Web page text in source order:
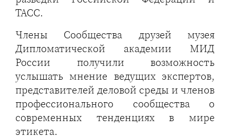
ТАСС.
Члены Сообщества друзей музея
Дипломатической академии МИД
России получили возможность
услышать мнение ведущих экспертов,
представителей деловой среды и членов
профессионального сообщества о
современных тенденциях в мире
этикета.